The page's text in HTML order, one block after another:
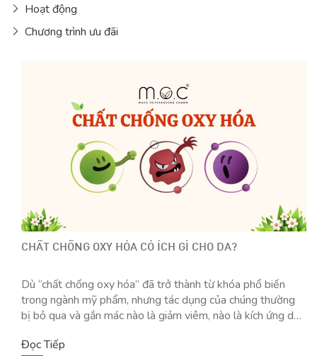
Hoạt động
Chương trình ưu đãi
CHẤT CHỐNG OXY HÓA CÓ ÍCH GÌ CHO DA?
Dù “chất chống oxy hóa” đã trở thành từ khóa phổ biến
trong ngành mỹ phẩm, nhưng tác dụng của chúng thường
bị bỏ qua và gắn mác nào là giảm viêm, nào là kích ứng da
cách chất chống oxy hóa […]
Đọc Tiếp